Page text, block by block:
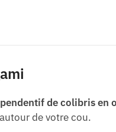
de colibris en
de votre cou.